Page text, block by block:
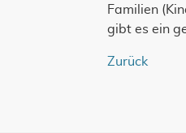
Familien
gibt es ein
Zurück